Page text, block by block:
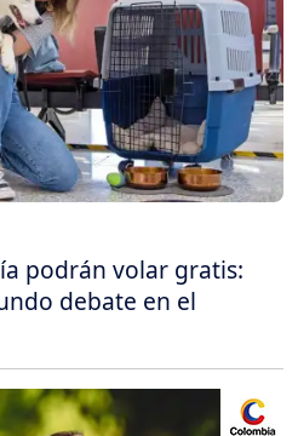
podrán volar gratis:
debate en el